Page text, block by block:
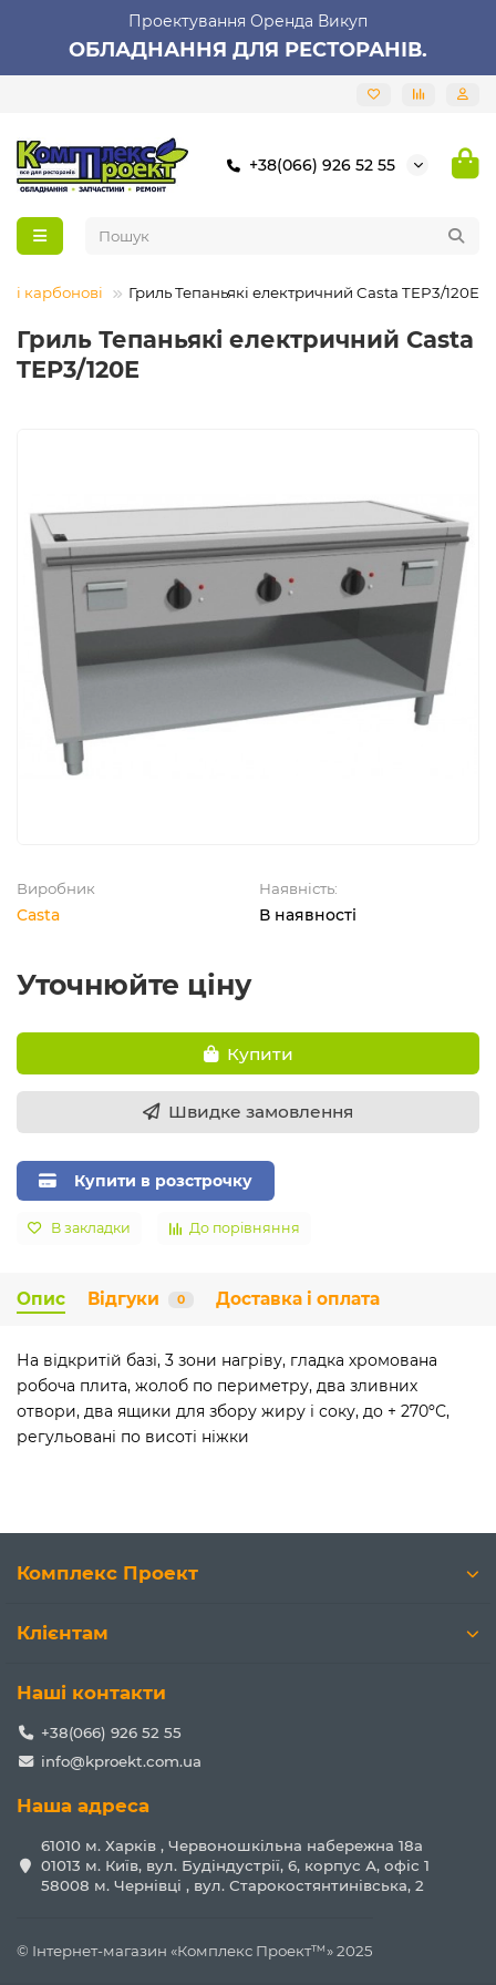
Проектування Оренда Викуп
ОБЛАДНАННЯ ДЛЯ РЕСТОРАНІВ.
+38(066) 926 52 55
карбонові Гриль Тепаньякі електричний Casta TEP3/120E
Гриль Тепаньякі електричний Casta
TEP3/120E
Виробник
Casta
Наявність:
В наявності
Уточнюйте ціну
Купити
Швидке замовлення
Купити в розстрочку
В закладки До порівняння
Опис Відгуки 0 Доставка і оплата
На відкритій базі, 3 зони нагріву, гладка хромована
робоча плита, жолоб по периметру, два зливних
отвори, два ящики для збору жиру і соку, до + 270ºС,
регульовані по висоті ніжки
Комплекс Проект
Клієнтам
Наші контакти
+38(066) 926 52 55
info@kproekt.com.ua
Наша адреса
61010 м. Харків , Червоношкільна набережна 18а
01013 м. Київ, вул. Будіндустрії, 6, корпус А, офіс 1
58008 м. Чернівці , вул. Старокостянтинівська, 2
© Інтернет-магазин «Комплекс Проект™» 2025